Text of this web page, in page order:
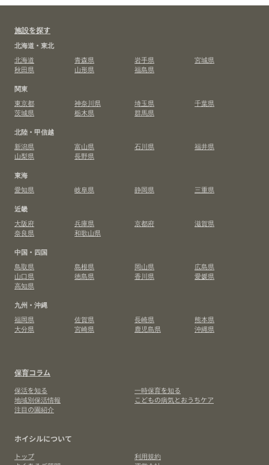
施設を探す
北海道・東北
北海道
青森県 岩手県
宮城県
秋田県
山形県
福島県
関東
東京都
神奈川県 埼玉県
千葉県
茨城県
栃木県
群馬県
北陸・甲信越
新潟県
富山県 石川県
福井県
山梨県
長野県
東海
愛知県
岐阜県 静岡県
三重県
近畿
大阪府
兵庫県 京都府
滋賀県
奈良県
和歌山県
中国・四国
鳥取県
島根県 岡山県
広島県
山口県
徳島県 香川県
愛媛県
高知県
九州・沖縄
福岡県
佐賀県 長崎県
熊本県
大分県
宮崎県 鹿児島県 沖縄県
保育コラム
保活を知る
一時保育を知る
地域別保活情報
こどもの病気とおうちケア
注目の園紹介
ホイシルについて
トップ
利用規約